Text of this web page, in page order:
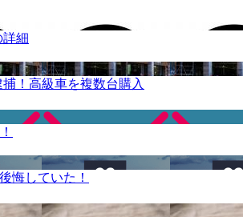
詳細
！高級車を複数台購入
悔していた！